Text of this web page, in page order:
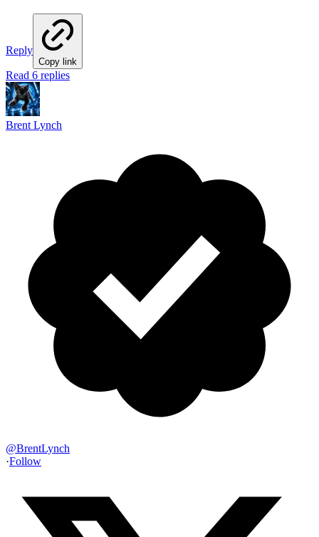
Reply
Copy link
Read 6 replies
Brent Lynch
@BrentLynch
·Follow